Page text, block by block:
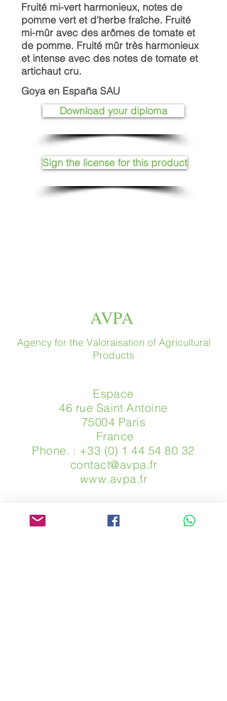
Fruité mi-vert harmonieux, notes de
pomme vert et d'herbe fraîche. Fruité
mi-mûr avec des arômes de tomate et
de pomme. Fruité mûr très harmonieux
et intense avec des notes de tomate et
artichaut cru.
Goya en España SAU
Download your diploma
Sign the license for this product
AVPA
Agency for the Valoraisation of Agricultural
Products
Espace
46 rue Saint Antoine
75004 Paris
​ France
Phone. : +33 (0) 1 44 54 80 32
contact@avpa.fr
www.avpa.fr